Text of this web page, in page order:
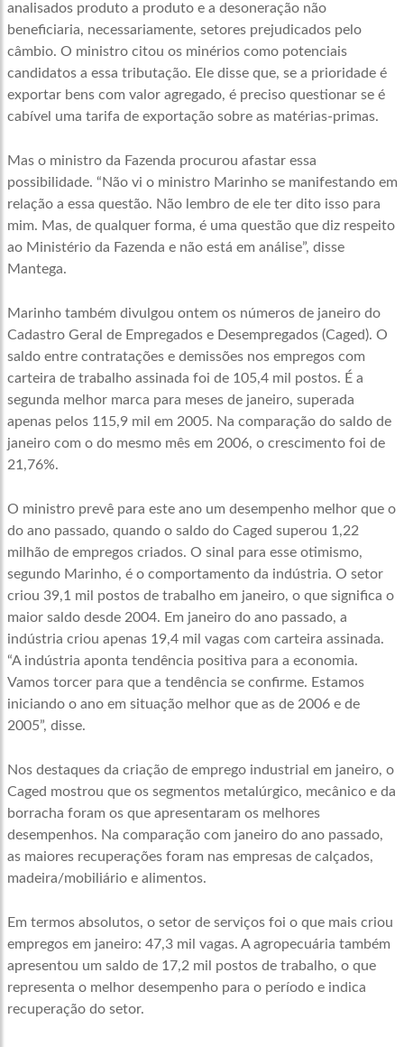
analisados produto a produto e a desoneração não
beneficiaria, necessariamente, setores prejudicados pelo
câmbio. O ministro citou os minérios como potenciais
candidatos a essa tributação. Ele disse que, se a prioridade é
exportar bens com valor agregado, é preciso questionar se é
cabível uma tarifa de exportação sobre as matérias-primas.
Mas o ministro da Fazenda procurou afastar essa
possibilidade. “Não vi o ministro Marinho se manifestando em
relação a essa questão. Não lembro de ele ter dito isso para
mim. Mas, de qualquer forma, é uma questão que diz respeito
ao Ministério da Fazenda e não está em análise”, disse
Mantega.
Marinho também divulgou ontem os números de janeiro do
Cadastro Geral de Empregados e Desempregados (Caged). O
saldo entre contratações e demissões nos empregos com
carteira de trabalho assinada foi de 105,4 mil postos. É a
segunda melhor marca para meses de janeiro, superada
apenas pelos 115,9 mil em 2005. Na comparação do saldo de
janeiro com o do mesmo mês em 2006, o crescimento foi de
21,76%.
O ministro prevê para este ano um desempenho melhor que o
do ano passado, quando o saldo do Caged superou 1,22
milhão de empregos criados. O sinal para esse otimismo,
segundo Marinho, é o comportamento da indústria. O setor
criou 39,1 mil postos de trabalho em janeiro, o que significa o
maior saldo desde 2004. Em janeiro do ano passado, a
indústria criou apenas 19,4 mil vagas com carteira assinada.
“A indústria aponta tendência positiva para a economia.
Vamos torcer para que a tendência se confirme. Estamos
iniciando o ano em situação melhor que as de 2006 e de
2005”, disse.
Nos destaques da criação de emprego industrial em janeiro, o
Caged mostrou que os segmentos metalúrgico, mecânico e da
borracha foram os que apresentaram os melhores
desempenhos. Na comparação com janeiro do ano passado,
as maiores recuperações foram nas empresas de calçados,
madeira/mobiliário e alimentos.
Em termos absolutos, o setor de serviços foi o que mais criou
empregos em janeiro: 47,3 mil vagas. A agropecuária também
apresentou um saldo de 17,2 mil postos de trabalho, o que
representa o melhor desempenho para o período e indica
recuperação do setor.